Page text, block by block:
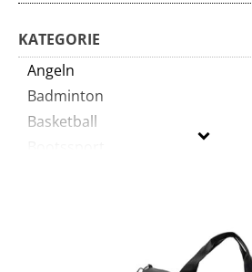
KATEGORIE
Angeln
Badminton
Basketball